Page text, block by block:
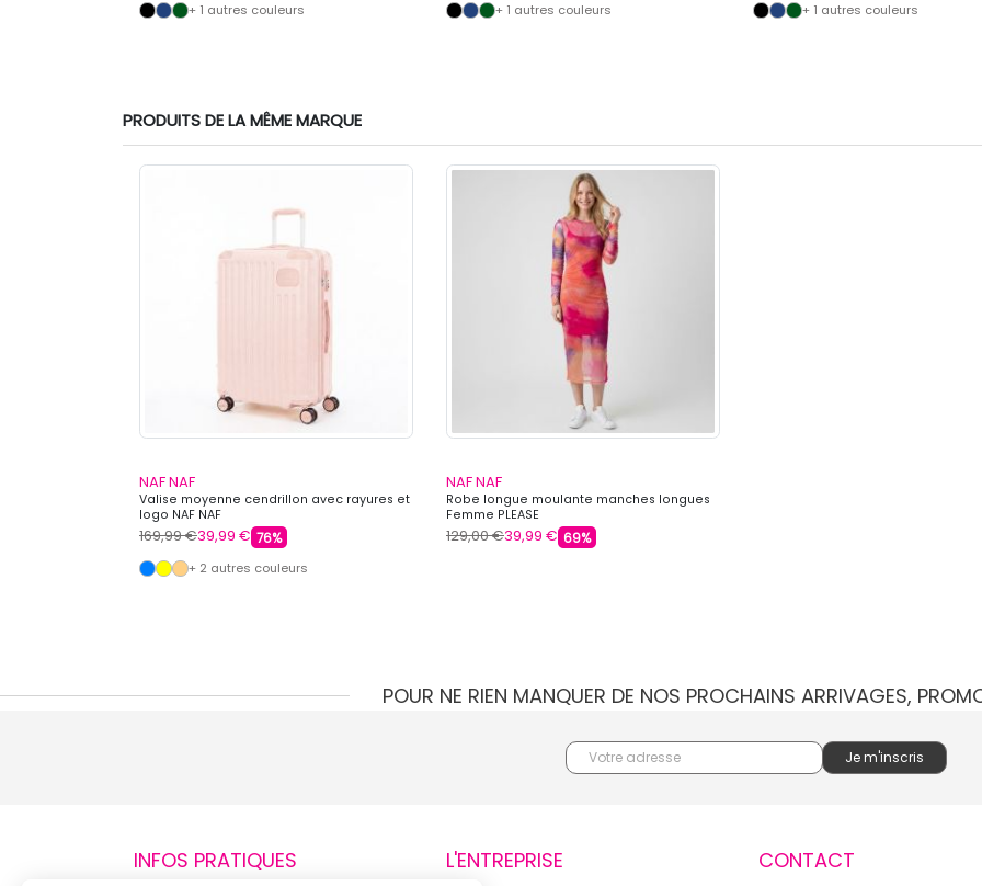
+ 1 autres couleurs
+ 1 autres couleurs
+ 1 autres couleurs
PRODUITS DE LA MÊME MARQUE
NAF NAF
Valise moyenne cendrillon avec rayures et
logo NAF NAF
169,99 €39,99 € 76%
+ 2 autres couleurs
NAF NAF
Robe longue moulante manches longues
Femme PLEASE
129,00 €39,99 € 69%
POUR NE RIEN MANQUER DE NOS PROCHAINS ARRIVAGES,
INFOS PRATIQUES L'ENTREPRISE CONTACT